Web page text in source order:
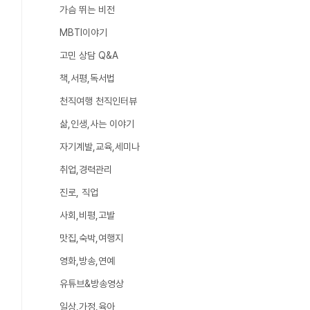
가슴 뛰는 비전
MBTI이야기
고민 상담 Q&A
책,서평,독서법
천직여행 천직인터뷰
삶,인생,사는 이야기
자기계발,교육,세미나
취업,경력관리
진로, 직업
사회,비평,고발
맛집,숙박,여행지
영화,방송,연예
유튜브&방송영상
일상,가정,육아